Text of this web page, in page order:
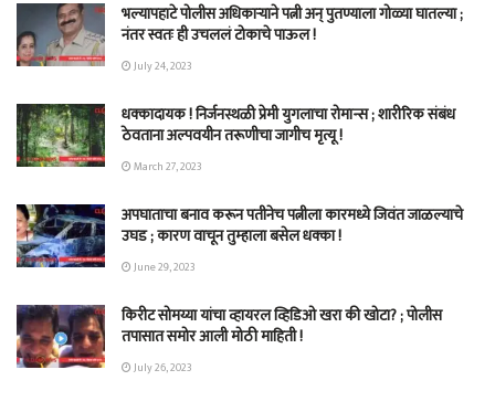
भल्यापहाटे पोलीस अधिकाऱ्याने पत्नी अन् पुतण्याला गोळ्या घातल्या ;
नंतर स्वतः ही उचललं टोकाचे पाऊल !
July 24, 2023
धक्कादायक ! निर्जनस्थळी प्रेमी युगलाचा रोमान्स ; शारीरिक संबंध
ठेवताना अल्पवयीन तरूणीचा जागीच मृत्यू !
March 27, 2023
अपघाताचा बनाव करून पतीनेच‎ पत्नीला कारमध्ये जिवंत जाळल्याचे
उघड ; कारण वाचून तुम्हाला बसेल धक्का !
June 29, 2023
किरीट सोमय्या यांचा व्हायरल व्हिडिओ खरा की खोटा? ; पोलीस
तपासात समोर आली मोठी माहिती !
July 26, 2023